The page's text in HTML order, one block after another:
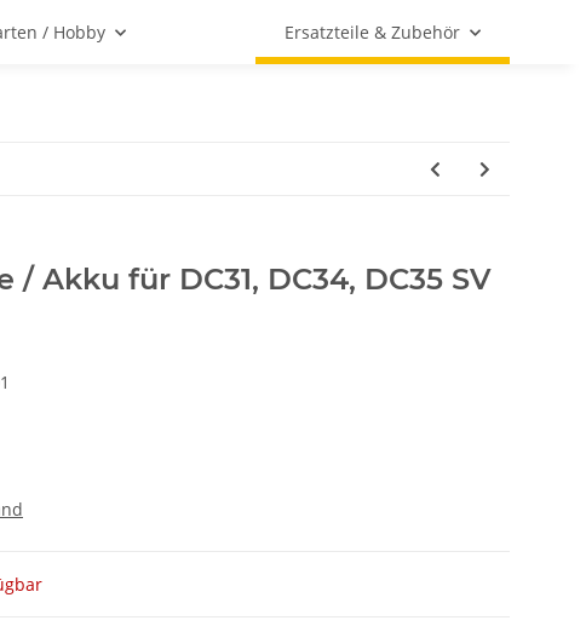
/ Hobby Ersatzteile & Zubehör
/ Akku für DC31, DC34, DC35 SV